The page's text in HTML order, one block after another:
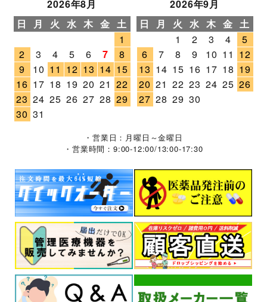
2026年8月
日
月 火 水 木 金 土
1
2
3 4 5 6 7
8
9
10 11 12 13 14 15
16 17 18 19 20 21 22
23 24 25 26 27 28 29
30 31
2026年9月
日
月 火 水 木 金 土
1
2 3 4
5
6
7 8 9 10 11 12
13 14 15 16 17 18 19
20 21 22 23 24 25 26
27 28 29 30
・営業日：月曜日～金曜日
・営業時間：9:00-12:00/13:00-17:30